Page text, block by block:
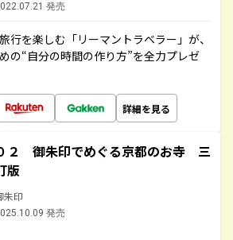
発売
行を楽しむ「リーマントラベラー」が、
の“自分の時間の作り方”を全力プレゼ
詳細を見る
２ 御朱印でめぐる京都のお寺 三
版
朱印
発売